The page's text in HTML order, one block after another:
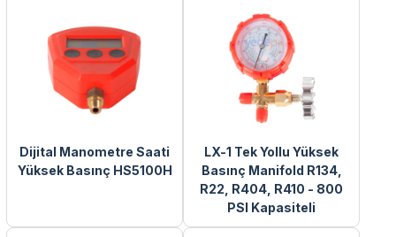
Dijital Manometre Saati
Yüksek Basınç HS5100H
LX-1 Tek Yollu Yüksek
Basınç Manifold R134,
R22, R404, R410 - 800
PSI Kapasiteli